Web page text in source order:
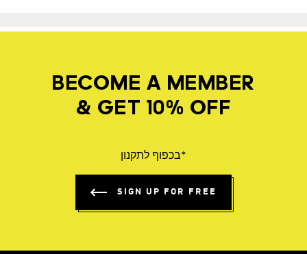
BECOME A MEMBER
& GET 10% OFF
*בכפוף לתקנון
SIGN UP FOR FREE